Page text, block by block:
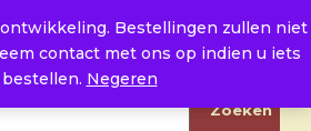
Bestellingen zullen niet
contact met ons op indien u iets
Negeren
Zoeken